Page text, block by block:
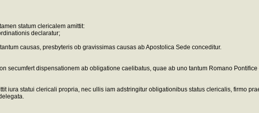
statum clericalem amittit:
declaratur;
causas, presbyteris ob gravissimas causas ab Apostolica Sede conceditur.
secumfert dispensationem ab obligatione caelibatus, quae ab uno tantum Romano Pontifice
iura statui clericali propria, nec ullis iam adstringitur obligationibus status clericalis, firmo